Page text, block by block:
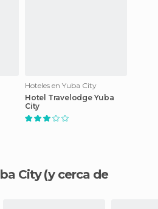
Hoteles en Yuba City
Hotel Travelodge Yuba
City
City(y cerca de